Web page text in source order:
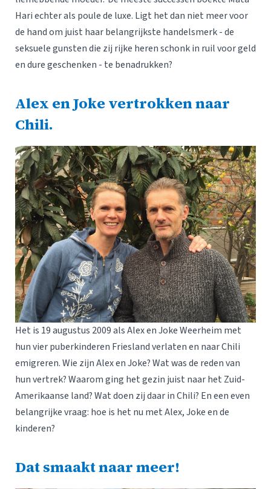
Hari echter als poule de luxe. Ligt het dan niet meer voor
de hand om juist haar belangrijkste handelsmerk - de
seksuele gunsten die zij rijke heren schonk in ruil voor geld
en dure geschenken - te benadrukken?
Alex en Joke vertrokken naar
Chili.
Het is 19 augustus 2009 als Alex en Joke Weerheim met
hun vier puberkinderen Friesland verlaten en naar Chili
emigreren. Wie zijn Alex en Joke? Wat was de reden van
hun vertrek? Waarom ging het gezin juist naar het Zuid-
Amerikaanse land? Wat doen zij daar in Chili? En een even
belangrijke vraag: hoe is het nu met Alex, Joke en de
kinderen?
Dat smaakt naar meer!